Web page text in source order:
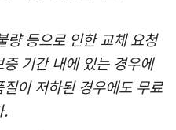
량 등으로 인한 교체 요청
기간 내에 있는 경우에
이 저하된 경우에도 무료
.